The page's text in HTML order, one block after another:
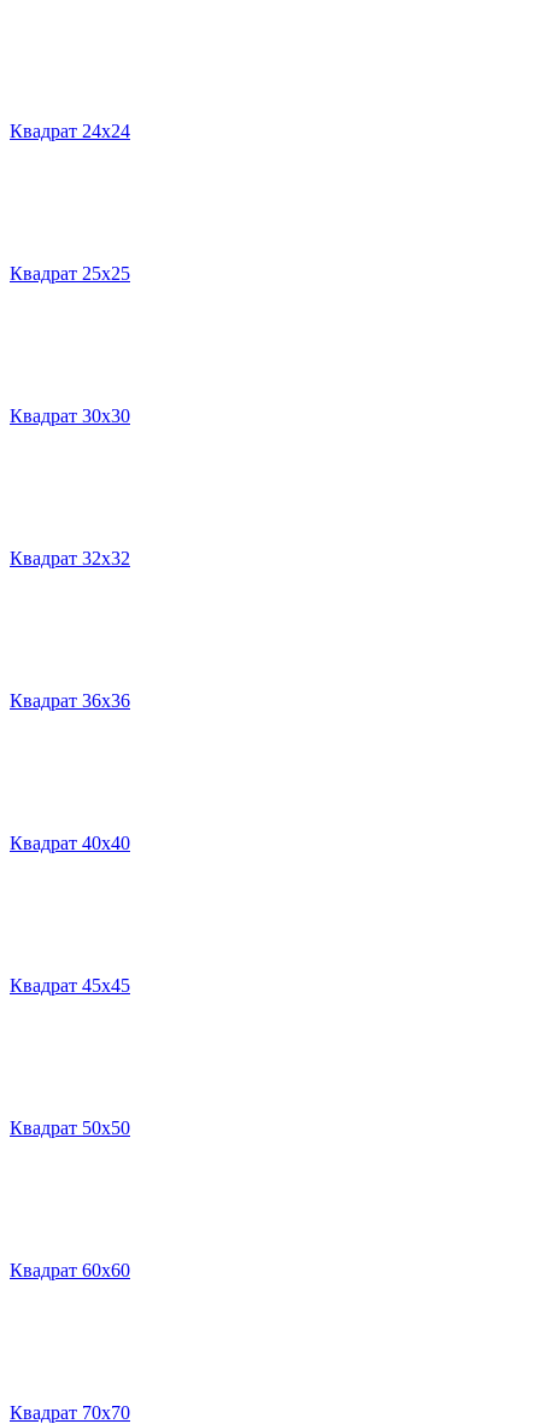
Квадрат 24х24
Квадрат 25х25
Квадрат 30х30
Квадрат 32х32
Квадрат 36х36
Квадрат 40х40
Квадрат 45х45
Квадрат 50х50
Квадрат 60х60
Квадрат 70х70